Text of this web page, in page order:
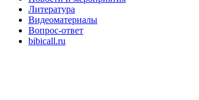
Литература
Видеоматериалы
Вопрос-ответ
bibicall.ru